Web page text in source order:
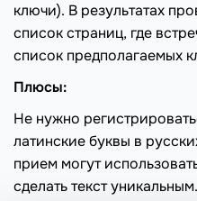
ключи). В результатах
список страниц, где
список предполагаемых
Плюсы:
Не нужно
латинские буквы в
прием могут
сделать текст уникальным.